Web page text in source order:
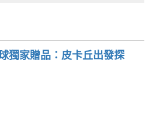
獨家贈品：皮卡丘出發探